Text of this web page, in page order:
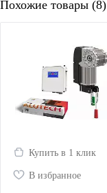
Похожие товары (8)
Купить в 1 клик
В избранное